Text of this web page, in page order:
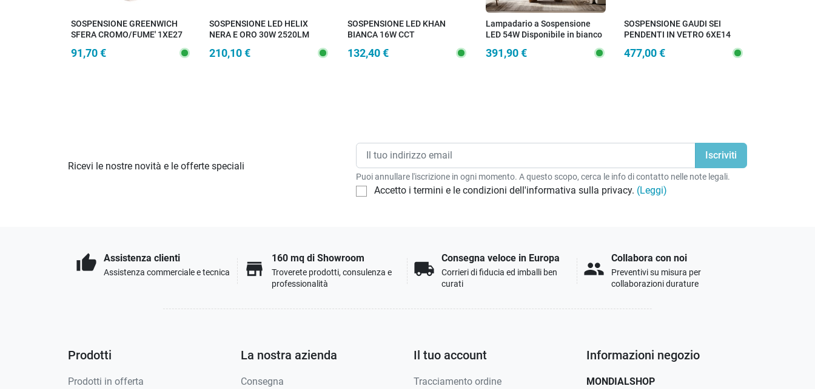
SOSPENSIONE GREENWICH
SFERA CROMO/FUME' 1XE27
91,70 €
SOSPENSIONE LED HELIX
NERA E ORO 30W 2520LM
210,10 €
SOSPENSIONE LED KHAN
BIANCA 16W CCT
2700/3200/4000K 48X150CM
132,40 €
Lampadario a Sospensione
LED 54W Disponibile in bianco
o nero Design moderno Adatto
a interni per un look
391,90 €
SOSPENSIONE GAUDI SEI
PENDENTI IN VETRO 6XE14
477,00 €
Ricevi le nostre novità e le offerte speciali
Puoi annullare l'iscrizione in ogni momento. A questo scopo, cerca le info di contatto nelle note legali.
Accetto i termini e le condizioni dell'informativa sulla privacy. (Leggi)
thumb_up Assistenza clienti
Assistenza commerciale e tecnica store
160 mq di Showroom
Troverete prodotti, consulenza e
professionalità
local_shipping
Consegna veloce in Europa
Corrieri di fiducia ed imballi ben
curati
people
Collabora con noi
Preventivi su misura per
collaborazioni durature
Prodotti
Prodotti in offerta
La nostra azienda
Consegna
Il tuo account
Tracciamento ordine
Informazioni negozio
MONDIALSHOP